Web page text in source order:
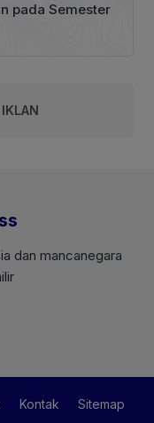
pada Semester
dan mancanegara
Kontak
Sitemap